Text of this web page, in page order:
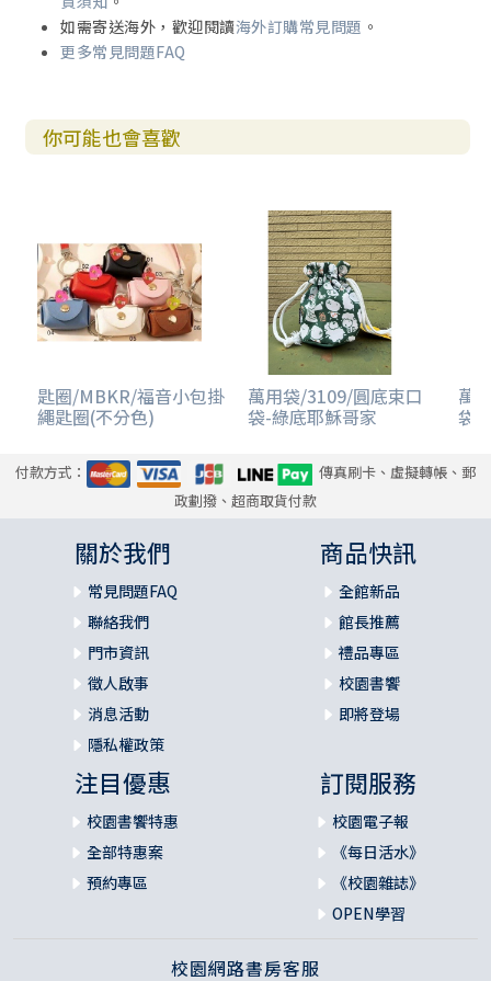
如需寄送海外，歡迎閱讀海外訂購常見問題 。
更多常見問題FAQ
你可能也會喜歡
匙圈/MBKR/福音小包掛
繩匙圈(不分色)
萬用袋/3109/圓底束口
袋-綠底耶穌哥家
萬
袋-
付款方式：
傳真刷卡、虛擬轉帳、郵
政劃撥、超商取貨付款
關於我們
常見問題FAQ
聯絡我們
門市資訊
徵人啟事
消息活動
隱私權政策
商品快訊
全館新品
館長推薦
禮品專區
校園書饗
即將登場
注目優惠
校園書饗特惠
全部特惠案
預約專區
訂閱服務
校園電子報
《每日活水》
《校園雜誌》
OPEN學習
校園網路書房客服